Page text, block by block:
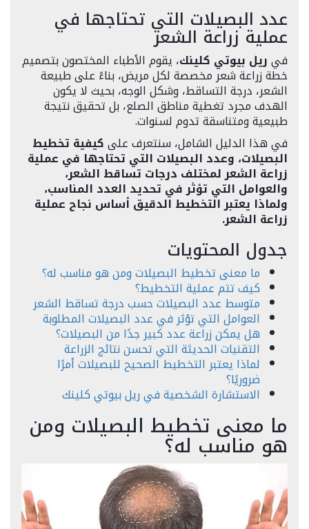
عدد البصيلات التي تحتاجها في
عملية زراعة الشعر
فيريل بيوتي كلينك، يقوم الأطباء المختصون بتصميم
خطة زراعة شعر مخصصة لكل مريض، بناءً على طبيعة
الشعر، درجة التساقط، وشكل الوجه، بحيث لا يكون
الهدف مجرد تغطية مناطق الصلع، بل تحقيق نتيجة
طبيعية ومتناسقة تدوم لسنوات.
في هذا الدليل الشامل، سنتعرف علىكيفية تخطيط
البصيلات، وعدد البصيلات التي تحتاجها في عملية
زراعة الشعر لمختلف درجات تساقط الشعر،
والعوامل التي تؤثر في تحديد العدد المناسب،
ولماذا يعتبر التخطيط الدقيق أساس نجاح عملية
زراعة الشعر.
جدول المحتويات
ما معنى تخطيط البصيلات ومن هو مناسب له؟
كيف تتم عملية التخطيط؟
متوسط عدد البصيلات حسب درجة تساقط الشعر
العوامل التي تؤثر في عدد البصيلات المطلوبة
هل يمكن زراعة عدد كبير جدًا من البصيلات؟
التقنيات الحديثة التي تحسن نتائج الزراعة
لماذا يعتبر التخطيط الصحيح للبصيلات أمرًا
ضروريًا؟
الاستشارة الشخصية في ريل بيوتي كلينك
ما معنى تخطيط البصيلات ومن
هو مناسب له؟